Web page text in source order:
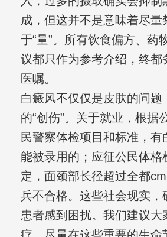
成，但这并不是意味着尽量
于“量”。所有饮食偏方、药
议都只作为参考介绍，终都
医嘱。
白癜风不仅仅是皮肤的问题
的“创伤”。关于就业，根据
民警察体检项目和标准，有
能被录用的；应征公民体格
定，面颈部长径超过全都
兵不合格。这些社会现实，
患者感到困扰。我们建议大